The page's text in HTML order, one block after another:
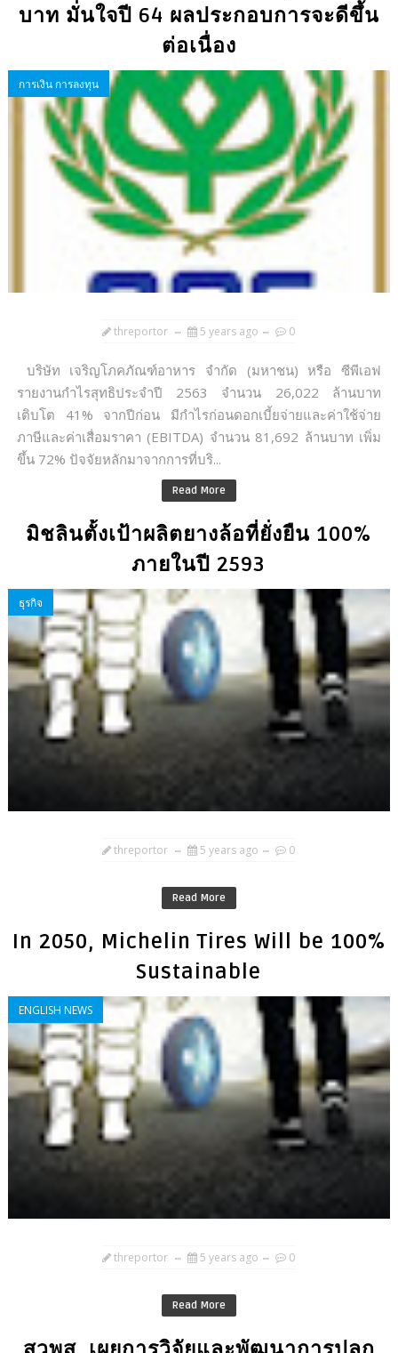
บาท มั่นใจปี 64 ผลประกอบการจะดีขึ้น
ต่อเนื่อง
การเงิน การลงทุน
threportor 5 years ago 0
บริษัท เจริญโภคภัณฑ์อาหาร จำกัด (มหาชน) หรือ ซีพีเอฟ
รายงานกำไรสุทธิประจำปี 2563 จำนวน 26,022 ล้านบาท
เติบโต 41% จากปีก่อน มีกำไรก่อนดอกเบี้ยจ่ายและค่าใช้จ่าย
ภาษีและค่าเสื่อมราคา (EBITDA) จำนวน 81,692 ล้านบาท เพิ่ม
ขึ้น 72% ปัจจัยหลักมาจากการที่บริ...
Read More
มิชลินตั้งเป้าผลิตยางล้อที่ยั่งยืน 100%
ภายในปี 2593
ธุรกิจ
threportor 5 years ago 0
Read More
In 2050, Michelin Tires Will be 100%
Sustainable
ENGLISH NEWS
threportor 5 years ago 0
Read More